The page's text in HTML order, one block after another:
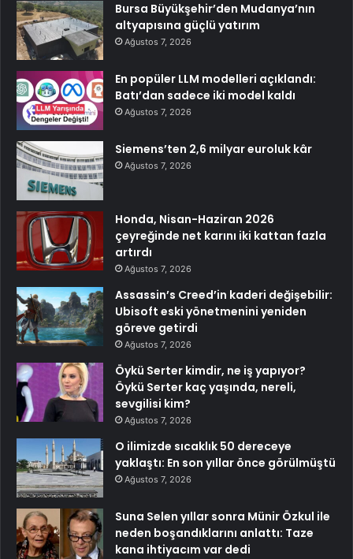
Bursa Büyükşehir’den Mudanya’nın
altyapısına güçlü yatırım
Ağustos 7, 2026
En popüler LLM modelleri açıklandı:
Batı’dan sadece iki model kaldı
Ağustos 7, 2026
Siemens’ten 2,6 milyar euroluk kâr
Ağustos 7, 2026
Honda, Nisan-Haziran 2026
çeyreğinde net karını iki kattan fazla
artırdı
Ağustos 7, 2026
Assassin’s Creed’in kaderi değişebilir:
Ubisoft eski yönetmenini yeniden
göreve getirdi
Ağustos 7, 2026
Öykü Serter kimdir, ne iş yapıyor?
Öykü Serter kaç yaşında, nereli,
sevgilisi kim?
Ağustos 7, 2026
O ilimizde sıcaklık 50 dereceye
yaklaştı: En son yıllar önce görülmüştü
Ağustos 7, 2026
Suna Selen yıllar sonra Münir Özkul ile
neden boşandıklarını anlattı: Taze
kana ihtiyacım var dedi